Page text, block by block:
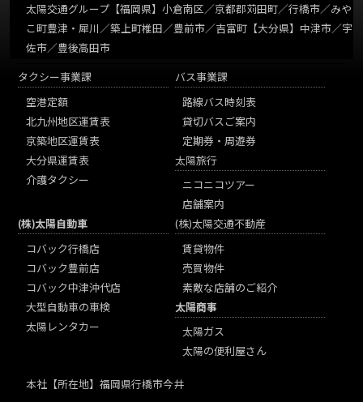
太陽交通グループ 【福岡県】小倉南区／京都郡苅田町／行橋市／みや
こ町豊津・犀川／築上町椎田／豊前市／吉富町【大分県】中津市／宇
佐市／豊後高田市
タクシー事業課
空港定額
北九州地区運賃表
京築地区運賃表
大分県運賃表
介護タクシー
バス事業課
路線バス時刻表
貸切バスご案内
定期券・周遊券
太陽旅行
ニコニコツアー
店舗案内
(株)太陽自動車
コバック行橋店
コバック豊前店
コバック中津沖代店
大型自動車の車検
太陽レンタカー
(株)太陽交通不動産
賃貸物件
売買物件
素敵な店舗のご紹介
太陽商事
太陽ガス
太陽の便利屋さん
本社 【所在地】福岡県行橋市今井